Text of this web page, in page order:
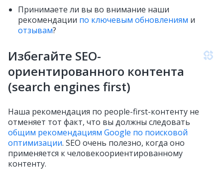
Принимаете ли вы во внимание наши
рекомендации по ключевым обновлениям и
отзывам?
Избегайте SEO-
ориентированного контента
(search engines first)
Наша рекомендация по people-first-контенту не
отменяет тот факт, что вы должны следовать
общим рекомендациям Google по поисковой
оптимизации. SEO очень полезно, когда оно
применяется к человекоориентированному
контенту.